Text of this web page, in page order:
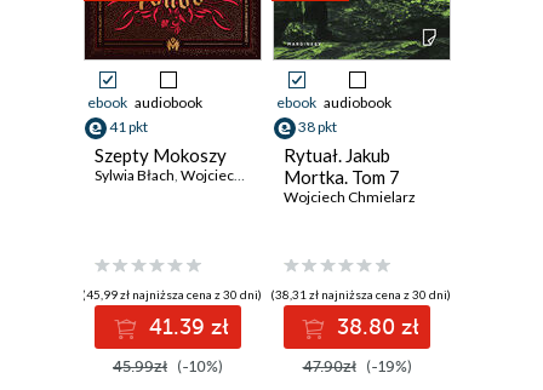
ebook audiobook
41 pkt
Szepty Mokoszy
Sylwia Błach, Wojciech Chmielarz ,Natalia Dziadura
(45,99 zł najniższa cena z 30 dni)
41.39 zł
45.99zł (-10%)
ebook audiobook
38 pkt
Rytuał. Jakub
Mortka. Tom 7
Wojciech Chmielarz
(38,31 zł najniższa cena z 30 dni)
38.80 zł
47.90zł (-19%)